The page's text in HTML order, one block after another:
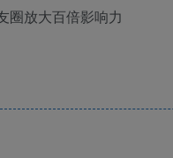
圈放大百倍影响力